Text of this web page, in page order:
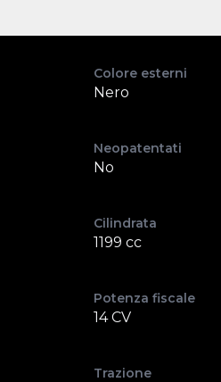
Colore esterni
Nero
Neopatentati
No
Cilindrata
1199 cc
Potenza fiscale
14 CV
Trazione